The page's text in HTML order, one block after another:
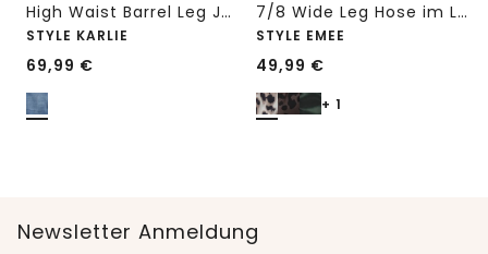
High Waist Barrel Leg Jeans im Loose Fit
STYLE KARLIE
69,99 €
7/8 Wide Leg Hose im Loose Fit mit Print
STYLE EMEE
49,99 €
+ 1
Newsletter Anmeldung